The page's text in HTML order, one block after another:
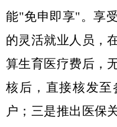
能"免申即享"。享
的灵活就业人员，
算生育医疗费后，
核后，直接核发
户；三是推出医保